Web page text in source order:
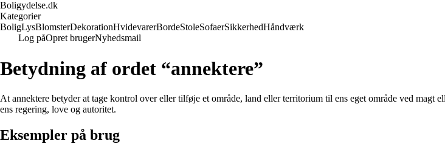
Boligydelse.dk
Kategorier
BoligLysBlomsterDekorationHvidevarerBordeStoleSofaerSikkerhedHåndværk
Log påOpret brugerNyhedsmail
Betydning af ordet “annektere”
At annektere betyder at tage kontrol over eller tilføje et område, land eller territorium til ens eget område ved
ens regering, love og autoritet.
Eksempler på brug